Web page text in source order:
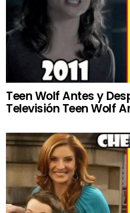
Teen Wolf Antes y
Televisión Teen Wolf